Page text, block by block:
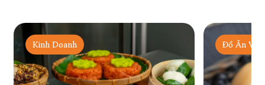
Kinh Doanh Đồ Ăn Vặt